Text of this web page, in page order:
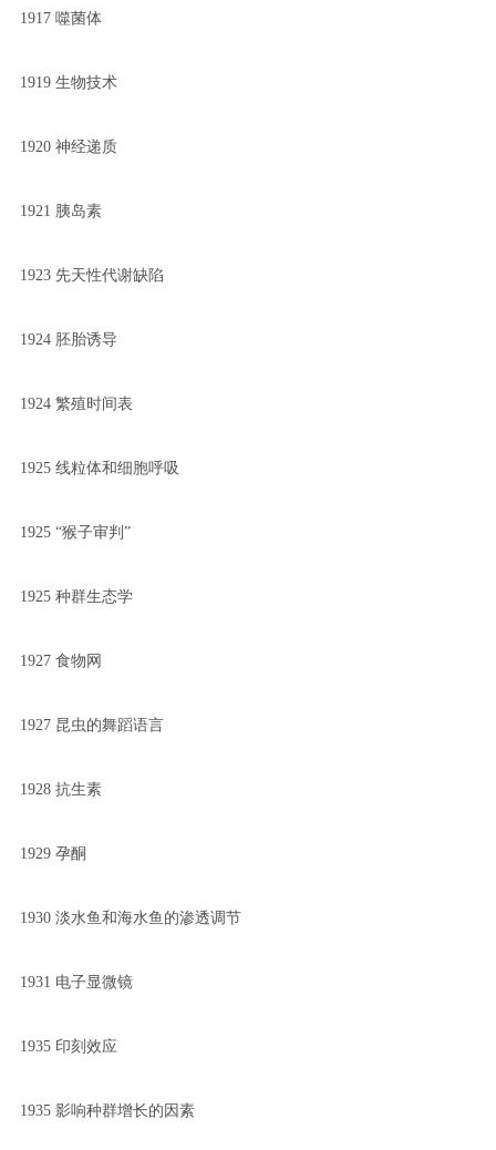
1917 噬菌体
1919 生物技术
1920 神经递质
1921 胰岛素
1923 先天性代谢缺陷
1924 胚胎诱导
1924 繁殖时间表
1925 线粒体和细胞呼吸
1925 “猴子审判”
1925 种群生态学
1927 食物网
1927 昆虫的舞蹈语言
1928 抗生素
1929 孕酮
1930 淡水鱼和海水鱼的渗透调节
1931 电子显微镜
1935 印刻效应
1935 影响种群增长的因素